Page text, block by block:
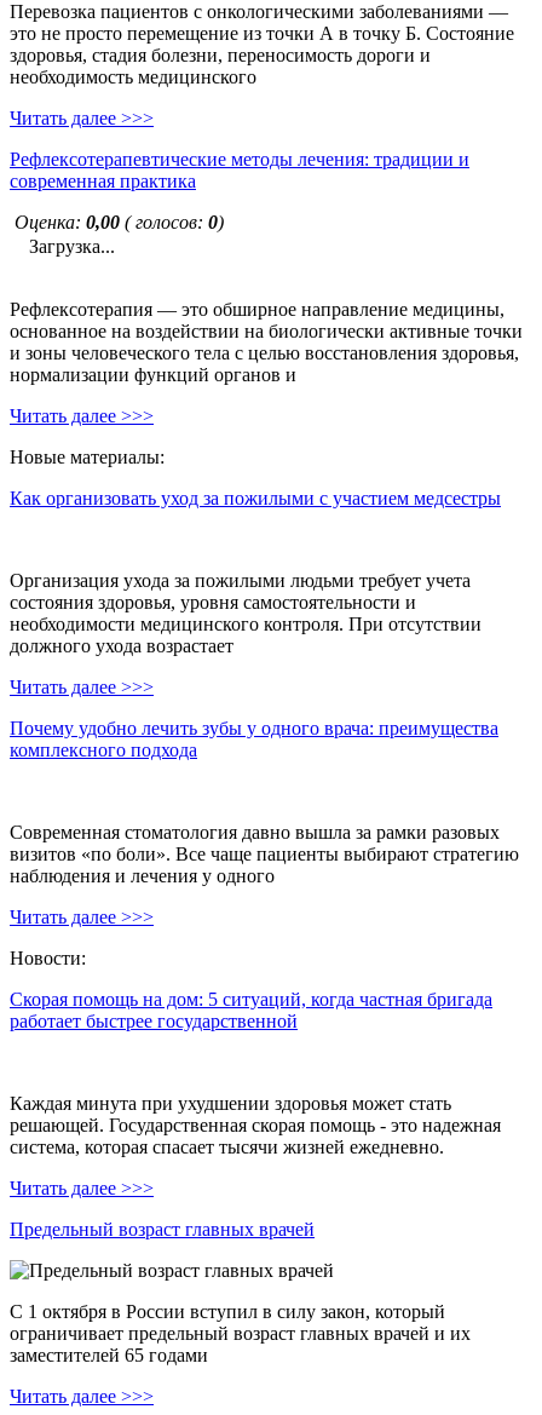
Перевозка пациентов с онкологическими заболеваниями —
это не просто перемещение из точки А в точку Б. Состояние
здоровья, стадия болезни, переносимость дороги и
необходимость медицинского
Читать далее >>>
Рефлексотерапевтические методы лечения: традиции и
современная практика
Оценка: 0,00 ( голосов: 0)
Загрузка...
Рефлексотерапия — это обширное направление медицины,
основанное на воздействии на биологически активные точки
и зоны человеческого тела с целью восстановления здоровья,
нормализации функций органов и
Читать далее >>>
Новые материалы:
Как организовать уход за пожилыми с участием медсестры
Организация ухода за пожилыми людьми требует учета
состояния здоровья, уровня самостоятельности и
необходимости медицинского контроля. При отсутствии
должного ухода возрастает
Читать далее >>>
Почему удобно лечить зубы у одного врача: преимущества
комплексного подхода
Современная стоматология давно вышла за рамки разовых
визитов «по боли». Все чаще пациенты выбирают стратегию
наблюдения и лечения у одного
Читать далее >>>
Новости:
Скорая помощь на дом: 5 ситуаций, когда частная бригада
работает быстрее государственной
Каждая минута при ухудшении здоровья может стать
решающей. Государственная скорая помощь - это надежная
система, которая спасает тысячи жизней ежедневно.
Читать далее >>>
Предельный возраст главных врачей
С 1 октября в России вступил в силу закон, который
ограничивает предельный возраст главных врачей и их
заместителей 65 годами
Читать далее >>>